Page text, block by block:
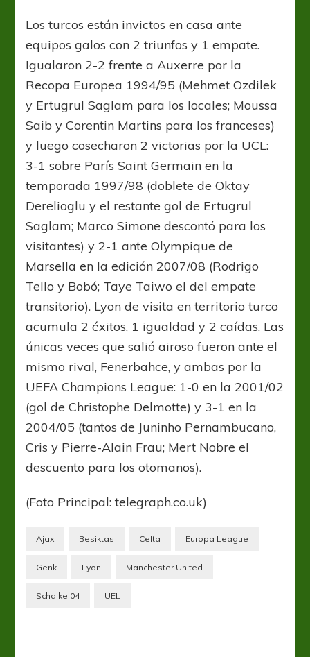
Los turcos están invictos en casa ante
equipos galos con 2 triunfos y 1 empate.
Igualaron 2-2 frente a Auxerre por la
Recopa Europea 1994/95 (Mehmet Ozdilek
y Ertugrul Saglam para los locales; Moussa
Saib y Corentin Martins para los franceses)
y luego cosecharon 2 victorias por la UCL:
3-1 sobre París Saint Germain en la
temporada 1997/98 (doblete de Oktay
Derelioglu y el restante gol de Ertugrul
Saglam; Marco Simone descontó para los
visitantes) y 2-1 ante Olympique de
Marsella en la edición 2007/08 (Rodrigo
Tello y Bobó; Taye Taiwo el del empate
transitorio). Lyon de visita en territorio turco
acumula 2 éxitos, 1 igualdad y 2 caídas. Las
únicas veces que salió airoso fueron ante el
mismo rival, Fenerbahce, y ambas por la
UEFA Champions League: 1-0 en la 2001/02
(gol de Christophe Delmotte) y 3-1 en la
2004/05 (tantos de Juninho Pernambucano,
Cris y Pierre-Alain Frau; Mert Nobre el
descuento para los otomanos).
(Foto Principal: telegraph.co.uk)
Ajax Besiktas Celta Europa League
Genk Lyon Manchester United
Schalke 04 UEL